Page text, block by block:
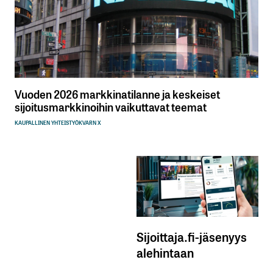
Vuoden 2026 markkinatilanne ja keskeiset
sijoitusmarkkinoihin vaikuttavat teemat
KAUPALLINEN YHTEISTYÖKVARN X
Sijoittaja.fi-jäsenyys
alehintaan